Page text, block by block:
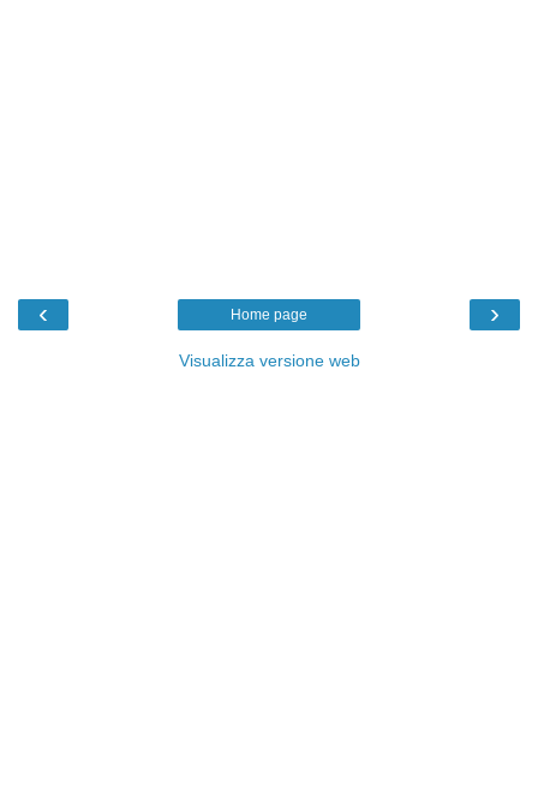
‹ ›
Home page
Visualizza versione web